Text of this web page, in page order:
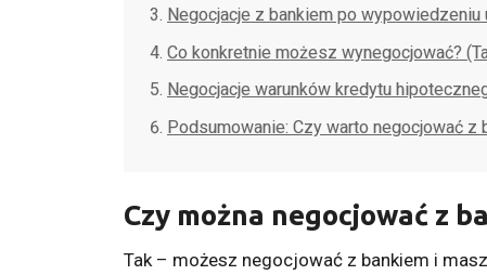
Negocjacje z bankiem po
Co konkretnie możesz wynegocjować?
Negocjacje warunków kredytu
Podsumowanie: Czy warto negocjować z
Czy można negocjować z
Tak – możesz negocjować z bankiem i